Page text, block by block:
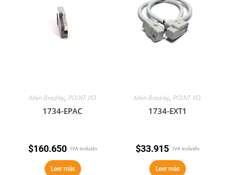
Allen Bradley, POINT I/O
1734-EPAC
$160.650 IVA incluido
Leer más
Allen Bradley, POINT I/O
1734-EXT1
$33.915 IVA incluido
Leer más